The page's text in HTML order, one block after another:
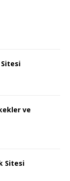
ve
Sitesi